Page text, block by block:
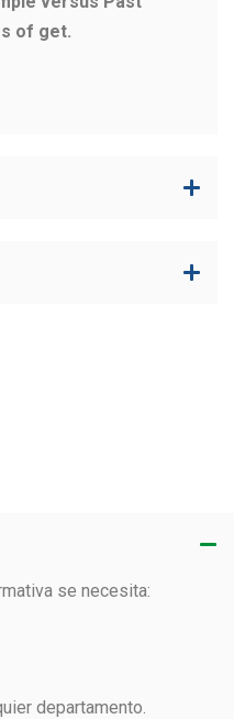
of get.
se necesita:
departamento.